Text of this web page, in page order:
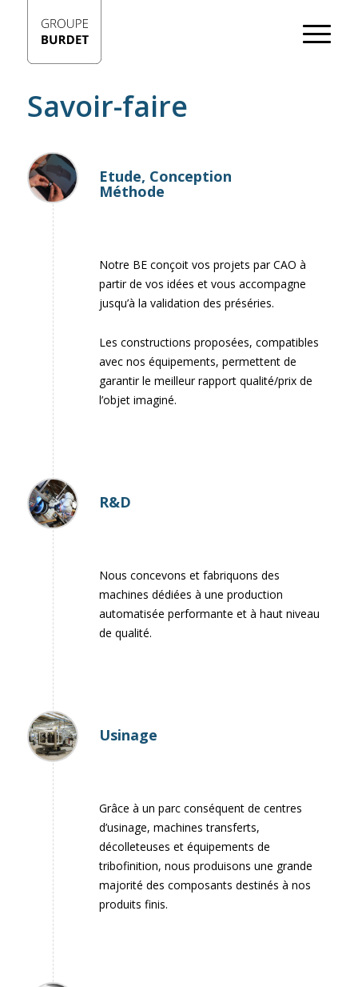
Savoir-faire
Etude, Conception
Méthode
Notre BE conçoit vos projets par CAO à
partir de vos idées et vous accompagne
jusqu’à la validation des préséries.
Les constructions proposées, compatibles
avec nos équipements, permettent de
garantir le meilleur rapport qualité/prix de
l’objet imaginé.
R&D
Nous concevons et fabriquons des
machines dédiées à une production
automatisée performante et à haut niveau
de qualité.
Usinage
Grâce à un parc conséquent de centres
d’usinage, machines transferts,
décolleteuses et équipements de
tribofinition, nous produisons une grande
majorité des composants destinés à nos
produits finis.